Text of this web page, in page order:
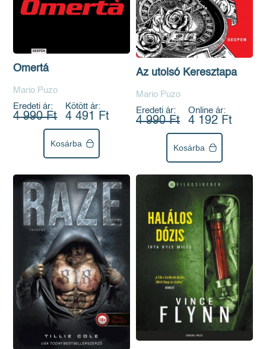
Omertá
Mario Puzo
Eredeti ár:
4 990 Ft
Kötött ár:
4 491 Ft
Kosárba
Az utolsó Keresztapa
Mario Puzo
Eredeti ár:
4 990 Ft
Online ár:
4 192 Ft
Kosárba